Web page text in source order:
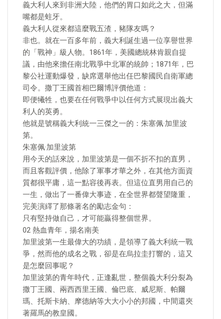
義大利人來到非洲大陸，他們的胃口如此之大，但滿
嘴都是蛀牙。
義大利人從來都這麼戰五渣，豬隊友嗎？
非也。就在一百多年前，義大利誕生過一位享譽世界
的「戰神」級人物。1861年，美國總統林肯親自提
議，由他來擔任南北戰爭中北軍的統帥；1871年，巴
黎公社運動爆發，缺席選舉他出任巴黎國民自衛軍總
司令。撒丁王國首相巴爾博評價他道：
即便犧牲，也要在任何戰爭中以任何方式展現出義大
利人的英勇。
他就是號稱義大利統一三傑之一的：朱塞佩·加里波
第。
朱塞佩·加里波第
用今天的話來說，加里波第是一個不折不扣的直男，
而且客觀評價，他除了軍事才華之外，在其他方面資
質都很平庸，這一點容後再表。但這位直男用自己的
一生，做出了一番偉大事迹，在全世界都聲望隆重，
完美演繹了那條著名的勵志金句：
只有堅持做自己，才可能贏得整個世界。
02 熱血青年，揚名南美
加里波第一生最偉大的功績，是領導了義大利統一戰
爭，然而他的成名之戰，卻是在烏拉圭打響的，這又
是怎麼回事呢？
加里波第的青年時代，正逢亂世，整個義大利分裂為
撒丁王國、兩西西里王國、倫巴底、威尼斯、帕爾
瑪、托斯卡納、摩德納等大大小小的邦國，中間還夾
著羅馬的教皇國。